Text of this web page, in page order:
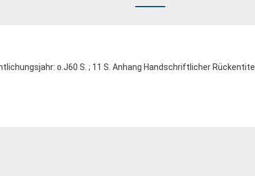
o.J60 S. ; 11 S. Anhang Handschriftlicher Rückentitel